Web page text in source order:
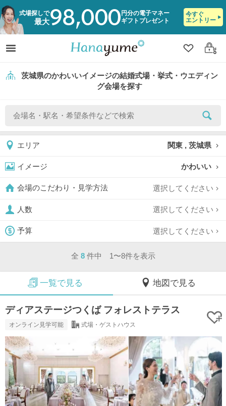
式場探しで
最大98,000 円分の電子マネー
ギフトプレゼント
今すぐ
エントリー
クリップ
ログ
茨城県のかわいいイメージの結婚式場・挙式・ウエディン
グ会場を探す
エリア 関東 , 茨城県
イメージ かわいい
会場のこだわり・見学方法 選択してください
人数 選択してください
予算 選択してください
全 8 件中 1〜8件を表示
一覧で見る 地図で見る
ディアステージつくば フォレストテラス
オンライン見学可能 式場・ゲストハウス